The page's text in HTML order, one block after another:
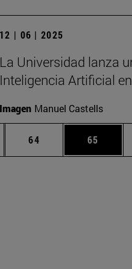
12 | 06 | 2025
La Universidad lanza
Inteligencia Artificial
Imagen Manuel Castells
intermedias Use TAB
Página
64 Página
65